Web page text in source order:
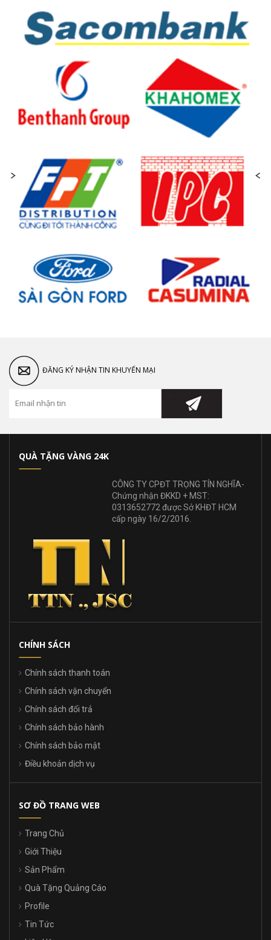
ĐĂNG KÝ NHẬN TIN KHUYẾN MẠI
QUÀ TẶNG VÀNG 24K
CÔNG TY CPĐT TRỌNG TÍN NGHĨA-
Chứng nhận ĐKKD + MST:
0313652772 được Sở KHĐT HCM
cấp ngày 16/2/2016.
CHÍNH SÁCH
Chính sách thanh toán
Chính sách vận chuyển
Chính sách đổi trả
Chính sách bảo hành
Chính sách bảo mật
Điều khoản dịch vụ
SƠ ĐỒ TRANG WEB
Trang Chủ
Giới Thiệu
Sản Phẩm
Quà Tặng Quảng Cáo
Profile
Tin Tức